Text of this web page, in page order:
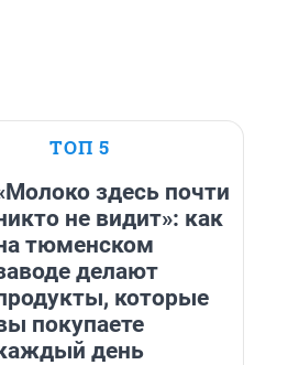
ТОП 5
здесь почти
не видит»: как
тюменском
делают
которые
покупаете
день